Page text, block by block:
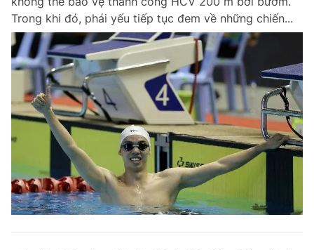
Trong khi đó, phái yếu tiếp tục đem về những chiến...